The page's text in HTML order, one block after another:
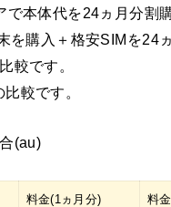
で本体代を24ヵ月分割
を購入＋格安SIMを24
較です。
較です。
(au)
料金(1ヵ月分) 料